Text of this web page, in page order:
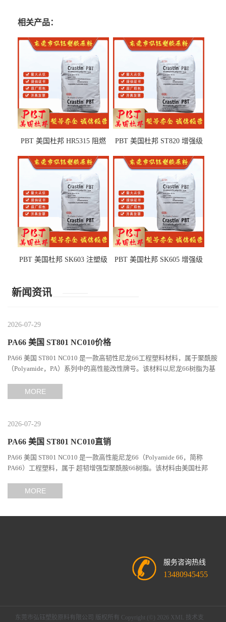
相关产品：
PBT 美国杜邦 HR5315 阻燃
部件
PBT 美国杜邦 ST820 增强级
PBT 美国杜邦 SK603 注塑级
PBT 美国杜邦 SK605 增强级
新闻资讯
2026-07-29
PA66 美国 ST801 NC010价格
PA66 美国 ST801 NC010 是一款高韧性尼龙66工程塑料材料，属于聚酰胺
（Polyamide，PA）系列中的高性能改性牌号。该材料以尼龙66树脂为基
MORE
2026-07-29
PA66 美国 ST801 NC010直销
PA66 美国 ST801 NC010 是一款高性能尼龙66（Polyamide 66，简称
PA66）工程塑料，属于 超韧增强型聚酰胺66树脂。该材料由美国杜邦
MORE
服务咨询热线
13480945455
东莞市弘钰塑胶原料有限公司 版权所有 Copyright (©) 2026 XML 技术支